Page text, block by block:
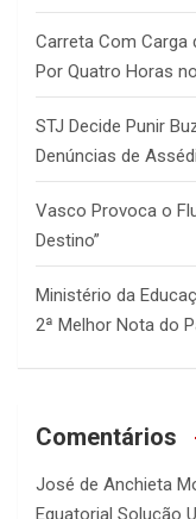
Carreta Com Carga
Por Quatro Horas
STJ Decide Punir
Denúncias de
Vasco Provoca o
Destino”
Ministério da
2ª Melhor Nota do
Comentários
José de Anchieta
Equatorial Solução